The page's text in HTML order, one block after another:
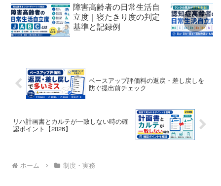
障害高齢者の日常生活自
立度｜寝たきり度の判定
基準と記録例
ベースアップ評価料の返戻・差し戻しを
防ぐ提出前チェック
リハ計画書とカルテが一致しない時の確
認ポイント【2026】
ホーム 制度・実務